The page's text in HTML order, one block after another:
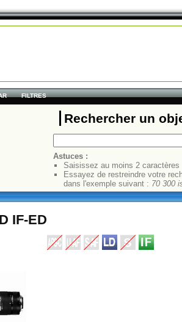
FILTRES
Rechercher un
Astuces :
Saisissez au moins 2 caractères
Essayez de restreindre votre
dans l'exemple suivant : 70 300
IF-ED